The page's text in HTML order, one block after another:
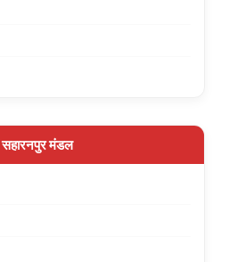
सहारनपुर मंडल